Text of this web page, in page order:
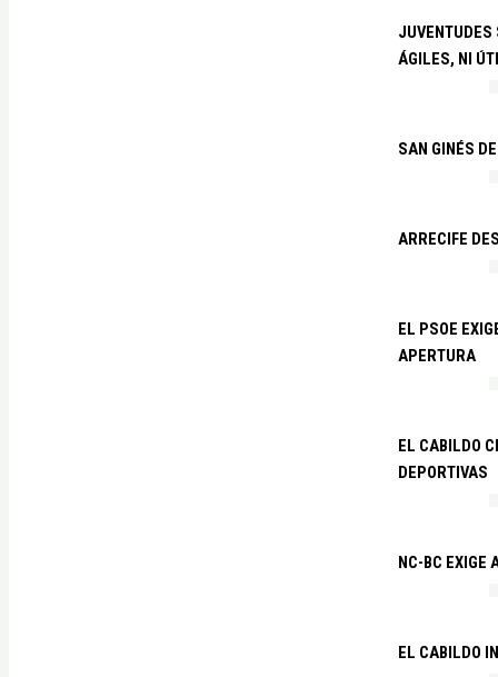
JUVENTUDES
ÁGILES, NI
SAN GINÉS
ARRECIFE
EL PSOE
APERTURA
EL CABILDO
DEPORTIVAS
NC-BC EXIGE
EL CABILDO